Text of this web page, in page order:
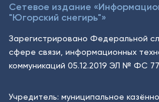
Сетевое издание
"Югорский снегирь"»
Зарегистрировано Федеральной
сфере связи, информационных
коммуникаций 05.12.2019 ЭЛ № ФС
Учредитель: муниципальное